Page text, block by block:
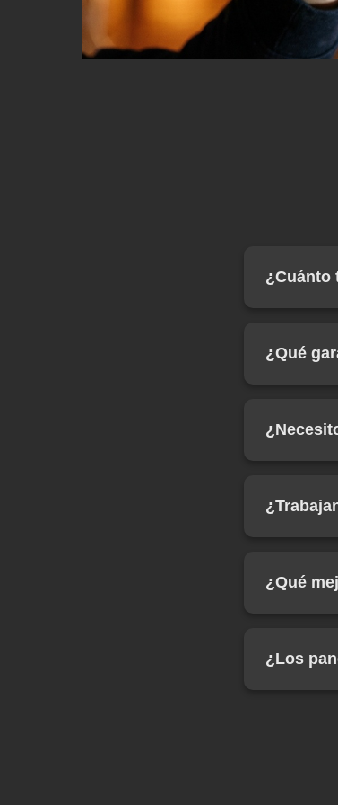
¿Cuánto
más
de la
¿Qué
como
causar las
resto de
¿Qué
lo que
espacio.
¿Los